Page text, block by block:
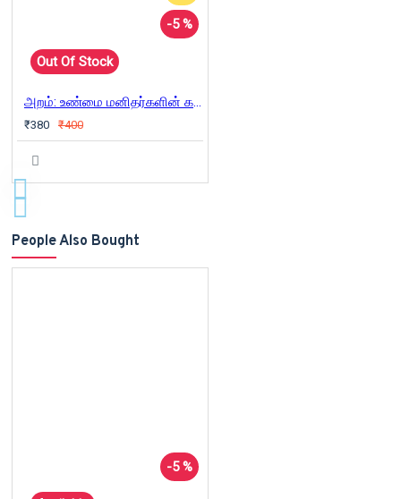
-5 %
Out Of Stock
அறம்: உண்மை மனிதர்களின் கதைகள்
₹380 ₹400
People Also Bought
-5 %